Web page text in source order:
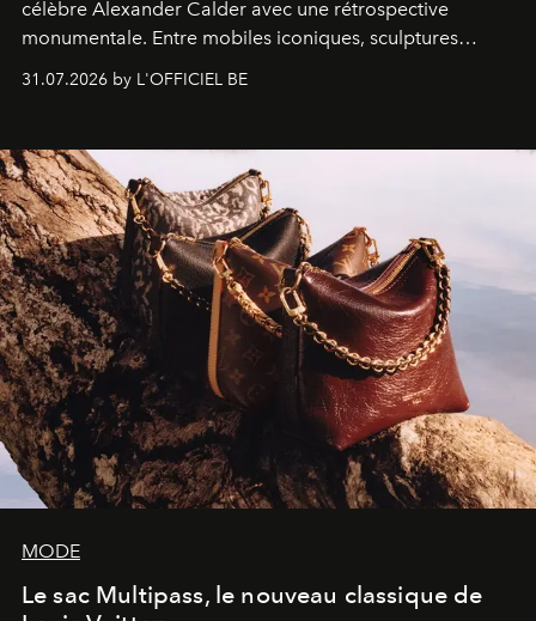
célèbre Alexander Calder avec une rétrospective
monumentale. Entre mobiles iconiques, sculptures
monumentales et poésie du mouvement, l'artiste
américain investit les espaces imaginés par Frank Gehry
sculpture.
31.07.2026 by L'OFFICIEL BE
MODE
Le sac Multipass, le nouveau classique de